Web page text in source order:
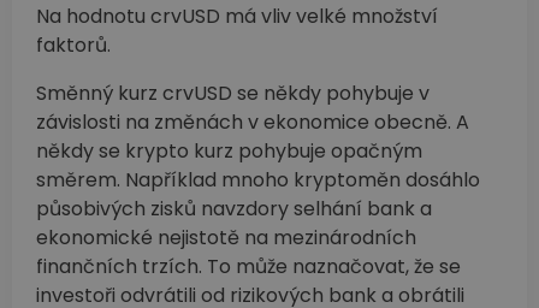
Na hodnotu crvUSD má vliv velké množství
faktorů.
Směnný kurz crvUSD se někdy pohybuje v
závislosti na změnách v ekonomice obecně. A
někdy se krypto kurz pohybuje opačným
směrem. Například mnoho kryptoměn dosáhlo
působivých zisků navzdory selhání bank a
ekonomické nejistotě na mezinárodních
finančních trzích. To může naznačovat, že se
investoři odvrátili od rizikových bank a obrátili